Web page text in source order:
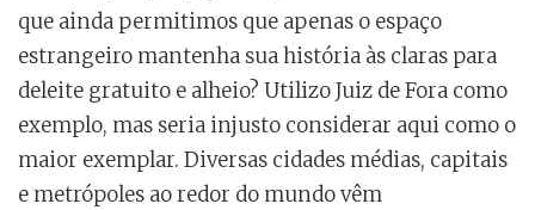
que ainda permitimos que apenas o espaço
estrangeiro mantenha sua história às claras para
deleite gratuito e alheio? Utilizo Juiz de Fora como
exemplo, mas seria injusto considerar aqui como o
maior exemplar. Diversas cidades médias, capitais
e metrópoles ao redor do mundo vêm